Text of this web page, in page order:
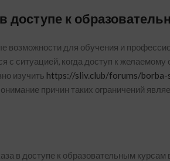
доступе к
возможности для обучения и
с ситуацией, когда доступ к
изучить https://sliv.club/forums/
причин таких ограничений
в доступе к образовательным